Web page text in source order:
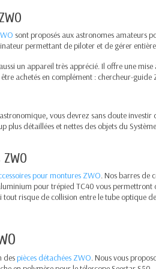
sont proposés aux astronomes amateurs
permettant de piloter et de gérer
un appareil très apprécié. Il offre une
être achetés en complément : chercheur-
vous devrez sans doute investir
plus détaillées et nettes des objets du
pour montures ZWO. Nos barres de
pour trépied TC40 vous
risque de collision entre le tube optique
despièces détachées ZWO. Nous vous